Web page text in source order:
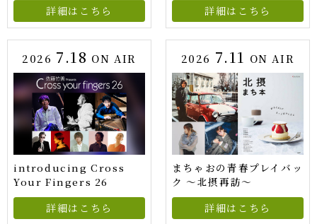
詳細はこちら
詳細はこちら
2026 7.18 ON AIR
introducing Cross
Your Fingers 26
詳細はこちら
2026 7.11 ON AIR
まちゃおの青春プレイバッ
ク ～北摂再訪～
詳細はこちら